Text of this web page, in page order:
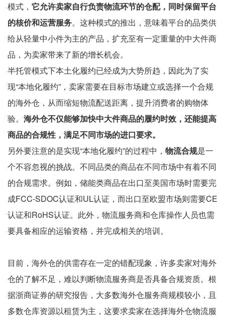
模式， 它允许卖家自行负责物流环节的仓配，同时保留平台
的核价和运营服务。这种模式的推出，意味着平台的品类供
给从轻量中小件为主的产品，扩充至有一定重量的中大件商
品，为卖家带来了新的增长机会。
半托管模式下本土化履约已经成为大势所趋，因此为了实
现“本地化履约”，卖家需要在目标市场建立或选择一个合规
的海外仓，从而缩短物流配送距离，提升消费者的购物体
验。 海外仓不仅能够加快中大件商品的履约时效，还能提高
商品的合规性，满足不同市场的进口要求。
另外要注意的是实现“本地化履约”的过程中， 物流合规是一
个不容忽视的挑战。不同品类的商品在不同市场中有着不同
的合规需求。例如，储能类商品在出口至美国市场时需要完
成FCC-SDOC认证和UL认证，而出口至欧盟市场则需要CE
认证和RoHS认证。此外，物流服务商和仓库操作人员也需
要具备相应的运输资格，并完成相关的培训。
目前，海外仓的供需存在一定的错配现象，许多卖家对海外
仓的了解不足，难以判断物流服务商是否具备合规资质。根
据浙商证券的研究报告，大多数海外仓服务商规模较小，且
多数仓库资源以租赁为主，这要求卖家在选择海外仓物流服